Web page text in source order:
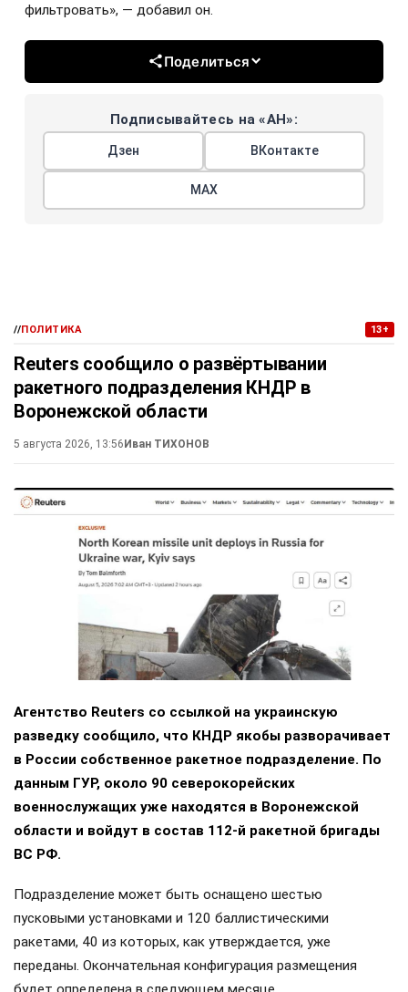
фильтровать», — добавил он.
Поделиться
Подписывайтесь на «АН»:
Дзен ВКонтакте
МАХ
//ПОЛИТИКА 13+
Reuters сообщило о развёртывании
ракетного подразделения КНДР в
Воронежской области
5 августа 2026, 13:56Иван ТИХОНОВ
Агентство Reuters со ссылкой на украинскую
разведку сообщило, что КНДР якобы разворачивает
в России собственное ракетное подразделение. По
данным ГУР, около 90 северокорейских
военнослужащих уже находятся в Воронежской
области и войдут в состав 112-й ракетной бригады
ВС РФ.
Подразделение может быть оснащено шестью
пусковыми установками и 120 баллистическими
ракетами, 40 из которых, как утверждается, уже
переданы. Окончательная конфигурация размещения